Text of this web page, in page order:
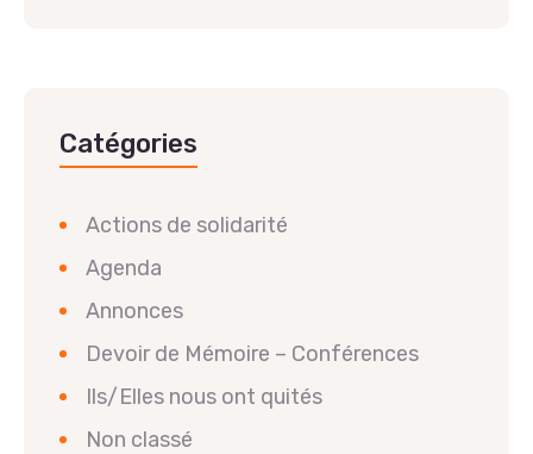
Catégories
Actions de solidarité
Agenda
Annonces
Devoir de Mémoire – Conférences
Ils/Elles nous ont quités
Non classé